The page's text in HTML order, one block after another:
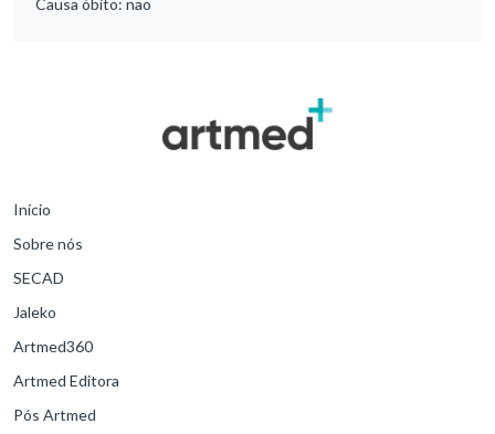
Causa óbito: nao
Início
Sobre nós
SECAD
Jaleko
Artmed360
Artmed Editora
Pós Artmed